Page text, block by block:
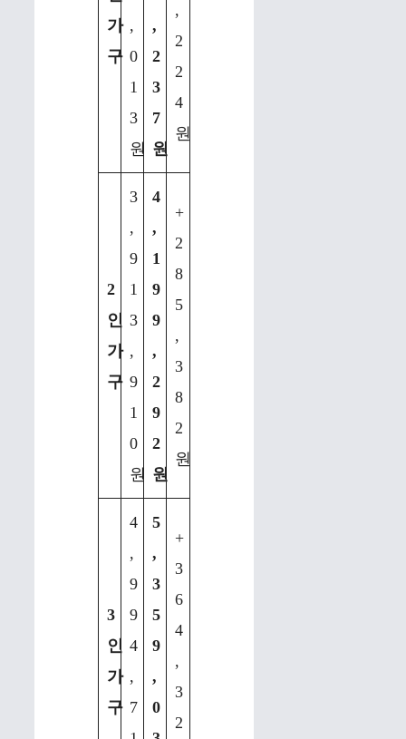
가
구
,
0
1
3
원
,
2
3
7
원
,
2
2
4
원
2
인
가
구
3
,
9
1
3
,
9
1
0
원
4
,
1
9
9
,
2
9
2
원
+
2
8
5
,
3
8
2
원
3
인
가
구
4
,
9
9
4
,
7
5
,
3
5
9
,
0
+
3
6
4
,
3
2